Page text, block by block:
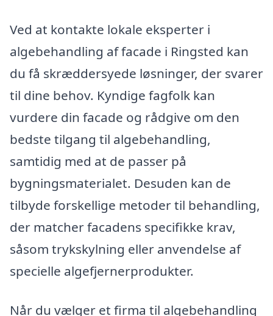
Ved at kontakte lokale eksperter i
algebehandling af facade i Ringsted kan
du få skræddersyede løsninger, der svarer
til dine behov. Kyndige fagfolk kan
vurdere din facade og rådgive om den
bedste tilgang til algebehandling,
samtidig med at de passer på
bygningsmaterialet. Desuden kan de
tilbyde forskellige metoder til behandling,
der matcher facadens specifikke krav,
såsom trykskylning eller anvendelse af
specielle algefjernerprodukter.
Når du vælger et firma til algebehandling